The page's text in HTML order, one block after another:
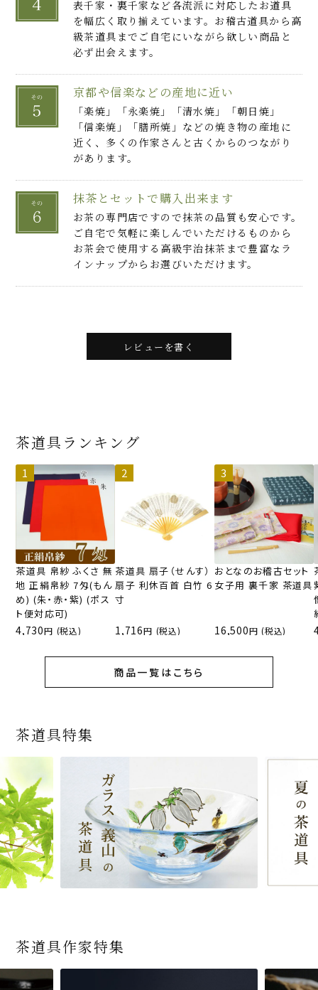
表千家・裏千家など各流派に対応したお道具
を幅広く取り揃えています。お稽古道具から高
級茶道具までご自宅にいながら欲しい商品と
必ず出会えます。
京都や信楽などの産地に近い
「楽焼」「永楽焼」「清水焼」「朝日焼」
「信楽焼」「膳所焼」などの焼き物の産地に
近く、多くの作家さんと古くからのつながり
があります。
抹茶とセットで購入出来ます
お茶の専門店ですので抹茶の品質も安心です。
ご自宅で気軽に楽しんでいただけるものから
お茶会で使用する高級宇治抹茶まで豊富なラ
インナップからお選びいただけます。
レビューを書く
茶道具ランキング
茶道具 帛紗 ふくさ 無
地 正絹帛紗 7匁(もん
め) (朱・赤・紫) (ポス
ト便対応可)
4,730 (税込)
茶道具 扇子（せんす）
扇子 利休百首 白竹 6
寸
1,716 (税込)
おとなのお稽古セット
女子用 裏千家 茶道具
16,500 (税込)
商品一覧はこちら
茶道具特集
茶道具作家特集